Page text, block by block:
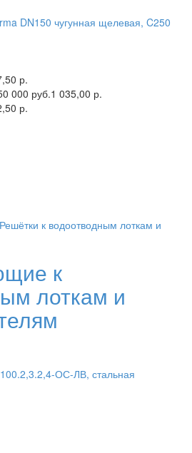
DN150 чугунная щелевая, C250
р.
000 руб.1 035,00 р.
р.
к водоотводным лоткам и
к
лоткам и
ОС-ЛВ, стальная